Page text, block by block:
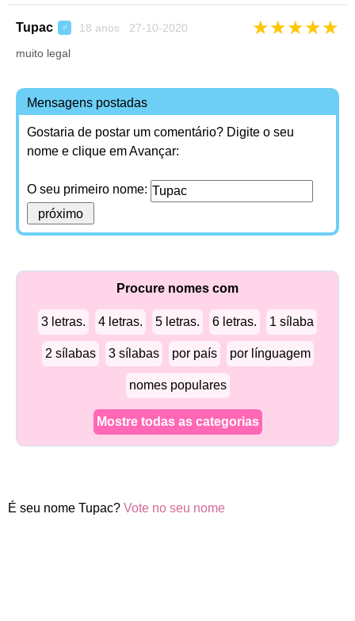
Tupac ♂ 18 anos 27-10-2020 ★★★★★
muito legal
Mensagens postadas
Gostaria de postar um comentário? Digite o seu
nome e clique em Avançar:
O seu primeiro nome:
Procure nomes com
3 letras. 4 letras. 5 letras. 6 letras. 1 sílaba
2 sílabas 3 sílabas por país por línguagem
nomes populares
Mostre todas as categorias
É seu nome Tupac? Vote no seu nome